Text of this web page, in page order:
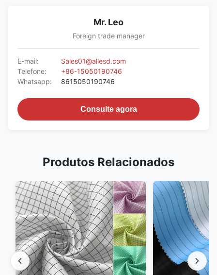
Mr. Leo
Foreign trade manager
E-mail:
Sales01@allesd.com
Telefone:
+86-15050190746
Whatsapp:
8615050190746
Consulte agora
Produtos Relacionados